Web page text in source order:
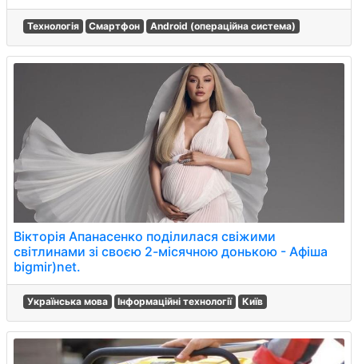
Технологія Смартфон Android (операційна система)
Вікторія Апанасенко поділилася свіжими
світлинами зі своєю 2-місячною донькою - Афіша
bigmir)net.
Українська мова Інформаційні технології Київ